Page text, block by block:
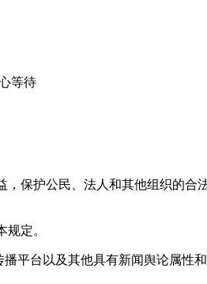
等待
保护公民、法人和其他组织的
定。
平台以及其他具有新闻舆论属